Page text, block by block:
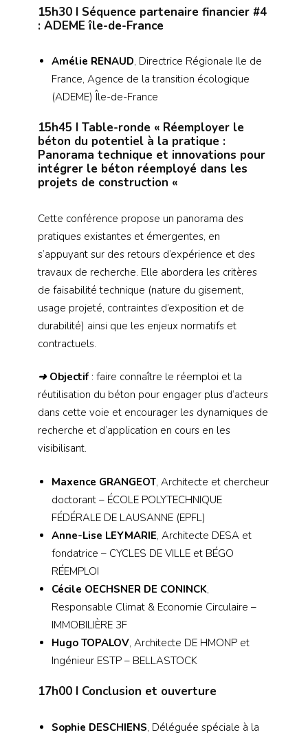
15h30 I Séquence partenaire financier #4
: ADEME île-de-France
Amélie RENAUD, Directrice Régionale Ile de
France, Agence de la transition écologique
(ADEME) Île-de-France
15h45 I Table-ronde « Réemployer le
béton du potentiel à la pratique :
Panorama technique et innovations pour
intégrer le béton réemployé dans les
projets de construction «
Cette conférence propose un panorama des
pratiques existantes et émergentes, en
s’appuyant sur des retours d’expérience et des
travaux de recherche. Elle abordera les critères
de faisabilité technique (nature du gisement,
usage projeté, contraintes d’exposition et de
durabilité) ainsi que les enjeux normatifs et
contractuels.
➜ Objectif : faire connaître le réemploi et la
réutilisation du béton pour engager plus d’acteurs
dans cette voie et encourager les dynamiques de
recherche et d’application en cours en les
visibilisant.
Maxence GRANGEOT, Architecte et chercheur
doctorant – ÉCOLE POLYTECHNIQUE
FÉDÉRALE DE LAUSANNE (EPFL)
Anne-Lise LEYMARIE, Architecte DESA et
fondatrice – CYCLES DE VILLE et BÉGO
RÉEMPLOI
Cécile OECHSNER DE CONINCK,
Responsable Climat & Economie Circulaire –
IMMOBILIÈRE 3F
Hugo TOPALOV, Architecte DE HMONP et
Ingénieur ESTP – BELLASTOCK
17h00 I Conclusion et ouverture
Sophie DESCHIENS, Déléguée spéciale à la